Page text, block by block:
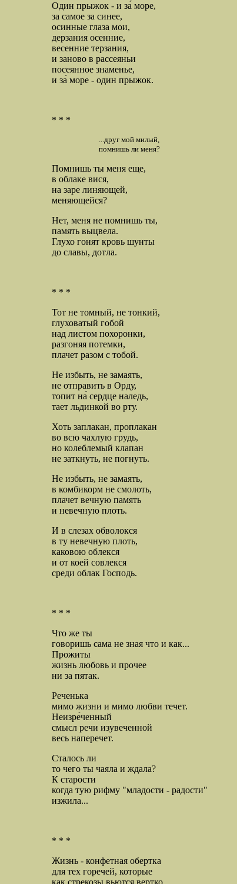
Один прыжок - и за́ море,
за самое за синее,
осинные глаза мои,
дерзания осенние,
весенние терзания,
и заново в рассеяньи
посеянное знаменье,
и за́ море - один прыжок.
* * *
...друг мой милый,
помнишь ли меня?
Помнишь ты меня еще,
в облаке вися,
на заре линяющей,
меняющейся?
Нет, меня не помнишь ты,
память выцвела.
Глухо гонят кровь шунты
до славы, дотла.
* * *
Тот не томный, не тонкий,
глуховатый гобой
над листом похоронки,
разгоняя потемки,
плачет разом с тобой.
Не избыть, не замаять,
не отправить в Орду,
топит на́ сердце наледь,
тает льдинкой во рту.
Хоть заплакан, проплакан
во всю чахлую грудь,
но колеблемый клапан
не заткнуть, не погнуть.
Не избыть, не замаять,
в комбикорм не смолоть,
плачет вечную память
и невечную плоть.
И в слезах обволокся
в ту невечную плоть,
каковою облекся
и от коей совлекся
среди облак Господь.
* * *
Что же ты
говоришь сама не зная что и как...
Прожиты
жизнь любовь и прочее
ни за пятак.
Реченька
мимо жизни и мимо любви течет.
Неизре́ченный
смысл речи изувеченной
весь наперечет.
Сталось ли
то чего ты чаяла и ждала?
К старости
когда тую рифму "младости - радости"
изжила...
* * *
Жизнь - конфетная обертка
для тех горечей, которые